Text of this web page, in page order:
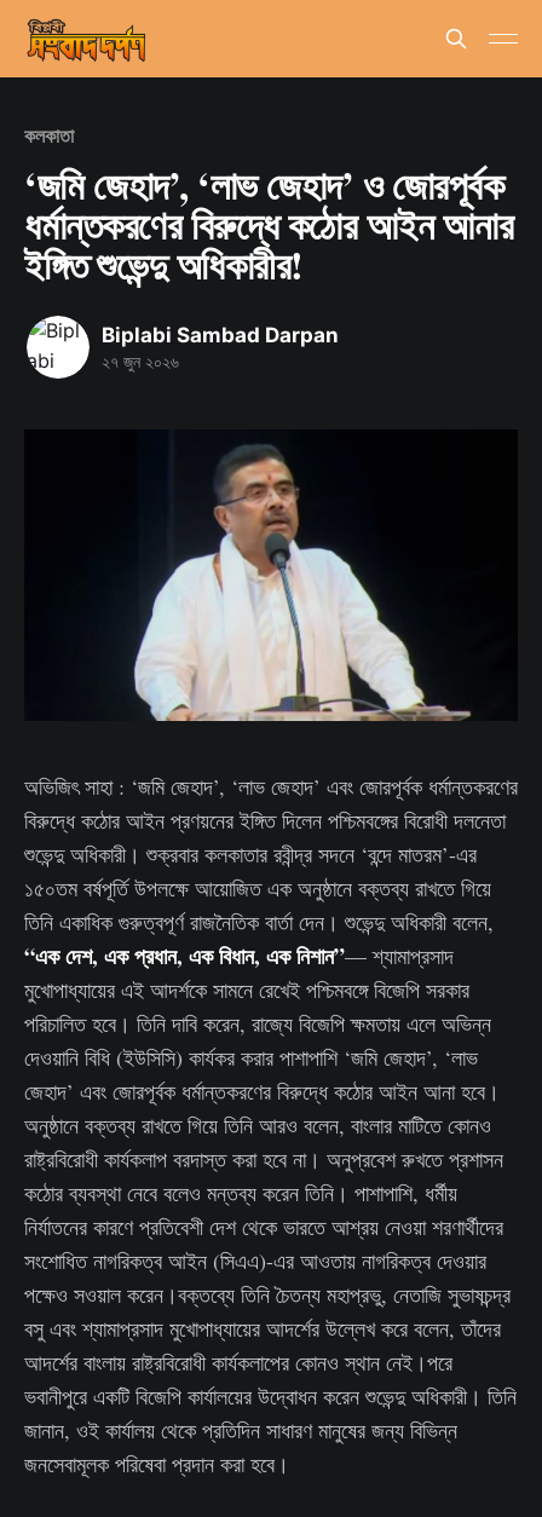
কলকাতা
‘জমি জেহাদ’, ‘লাভ জেহাদ’ ও জোরপূর্বক
ধর্মান্তকরণের বিরুদ্ধে কঠোর আইন আনার
ইঙ্গিত শুভেন্দু অধিকারীর!
Biplabi Sambad Darpan
২৭ জুন ২০২৬
অভিজিৎ সাহা : ‘জমি জেহাদ’, ‘লাভ জেহাদ’ এবং জোরপূর্বক ধর্মান্তকরণের
বিরুদ্ধে কঠোর আইন প্রণয়নের ইঙ্গিত দিলেন পশ্চিমবঙ্গের বিরোধী দলনেতা
শুভেন্দু অধিকারী। শুক্রবার কলকাতার রবীন্দ্র সদনে ‘বন্দে মাতরম’-এর
১৫০তম বর্ষপূর্তি উপলক্ষে আয়োজিত এক অনুষ্ঠানে বক্তব্য রাখতে গিয়ে
তিনি একাধিক গুরুত্বপূর্ণ রাজনৈতিক বার্তা দেন। শুভেন্দু অধিকারী বলেন,
“এক দেশ, এক প্রধান, এক বিধান, এক নিশান”— শ্যামাপ্রসাদ
মুখোপাধ্যায়ের এই আদর্শকে সামনে রেখেই পশ্চিমবঙ্গে বিজেপি সরকার
পরিচালিত হবে। তিনি দাবি করেন, রাজ্যে বিজেপি ক্ষমতায় এলে অভিন্ন
দেওয়ানি বিধি (ইউসিসি) কার্যকর করার পাশাপাশি ‘জমি জেহাদ’, ‘লাভ
জেহাদ’ এবং জোরপূর্বক ধর্মান্তকরণের বিরুদ্ধে কঠোর আইন আনা হবে।
অনুষ্ঠানে বক্তব্য রাখতে গিয়ে তিনি আরও বলেন, বাংলার মাটিতে কোনও
রাষ্ট্রবিরোধী কার্যকলাপ বরদাস্ত করা হবে না। অনুপ্রবেশ রুখতে প্রশাসন
কঠোর ব্যবস্থা নেবে বলেও মন্তব্য করেন তিনি। পাশাপাশি, ধর্মীয়
নির্যাতনের কারণে প্রতিবেশী দেশ থেকে ভারতে আশ্রয় নেওয়া শরণার্থীদের
সংশোধিত নাগরিকত্ব আইন (সিএএ)-এর আওতায় নাগরিকত্ব দেওয়ার
পক্ষেও সওয়াল করেন।বক্তব্যে তিনি চৈতন্য মহাপ্রভু, নেতাজি সুভাষচন্দ্র
বসু এবং শ্যামাপ্রসাদ মুখোপাধ্যায়ের আদর্শের উল্লেখ করে বলেন, তাঁদের
আদর্শের বাংলায় রাষ্ট্রবিরোধী কার্যকলাপের কোনও স্থান নেই।পরে
ভবানীপুরে একটি বিজেপি কার্যালয়ের উদ্বোধন করেন শুভেন্দু অধিকারী। তিনি
জানান, ওই কার্যালয় থেকে প্রতিদিন সাধারণ মানুষের জন্য বিভিন্ন
জনসেবামূলক পরিষেবা প্রদান করা হবে।